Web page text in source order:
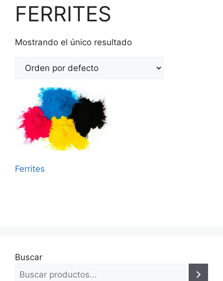
FERRITES
Mostrando el único resultado
Ferrites
Buscar